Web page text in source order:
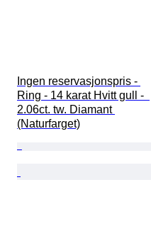
Ingen reservasjonspris -
Ring - 14 karat Hvitt gull -
2.06ct. tw. Diamant
(Naturfarget)